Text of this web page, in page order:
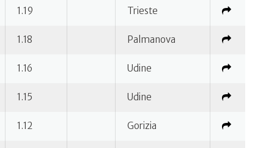
1.19 Trieste
1.18 Palmanova
1.16 Udine
1.15 Udine
1.12 Gorizia